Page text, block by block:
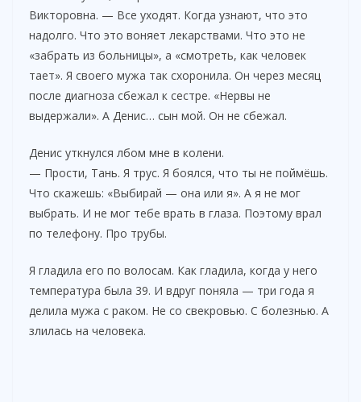
Викторовна. — Все уходят. Когда узнают, что это
надолго. Что это воняет лекарствами. Что это не
«забрать из больницы», а «смотреть, как человек
тает». Я своего мужа так схоронила. Он через месяц
после диагноза сбежал к сестре. «Нервы не
выдержали». А Денис… сын мой. Он не сбежал.
Денис уткнулся лбом мне в колени.
— Прости, Тань. Я трус. Я боялся, что ты не поймёшь.
Что скажешь: «Выбирай — она или я». А я не мог
выбрать. И не мог тебе врать в глаза. Поэтому врал
по телефону. Про трубы.
Я гладила его по волосам. Как гладила, когда у него
температура была 39. И вдруг поняла — три года я
делила мужа с раком. Не со свекровью. С болезнью. А
злилась на человека.